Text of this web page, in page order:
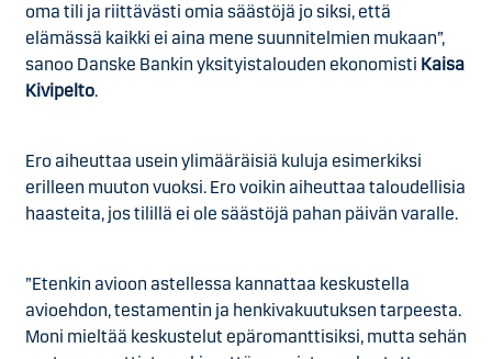
oma tili ja riittävästi omia säästöjä jo siksi, että
elämässä kaikki ei aina mene suunnitelmien mukaan”,
sanoo Danske Bankin yksityistalouden ekonomisti Kaisa
Kivipelto.
Ero aiheuttaa usein ylimääräisiä kuluja esimerkiksi
erilleen muuton vuoksi. Ero voikin aiheuttaa taloudellisia
haasteita, jos tilillä ei ole säästöjä pahan päivän varalle.
”Etenkin avioon astellessa kannattaa keskustella
avioehdon, testamentin ja henkivakuutuksen tarpeesta.
Moni mieltää keskustelut epäromanttisiksi, mutta sehän